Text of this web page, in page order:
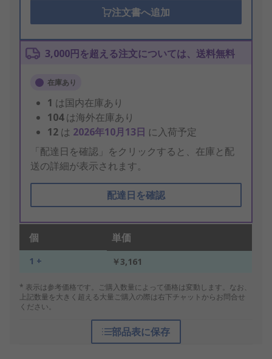
注文書へ追加
3,000円を超える注文については、送料無料
在庫あり
1 は国内在庫あり
104は海外在庫あり
12 は 2026年10月13日 に入荷予定
「配達日を確認」をクリックすると、在庫と配
送の詳細が表示されます。
配達日を確認
個 単価
1 + ￥3,161
* 表示は参考価格です。ご購入数量によって価格は変動します。なお、
上記数量を大きく超える大量ご購入の際は右下チャットからお問合せ
ください。
部品表に保存